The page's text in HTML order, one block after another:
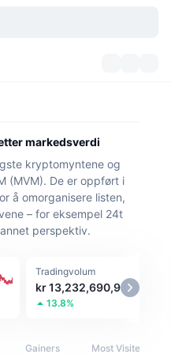
markedsverdi
kryptomyntene og
(MVM). De er oppført i
å omorganisere listen,
– for eksempel 24t
perspektiv.
Tradingvolum
kr 13,232,690,908
13.8%
Gainers Most Visited